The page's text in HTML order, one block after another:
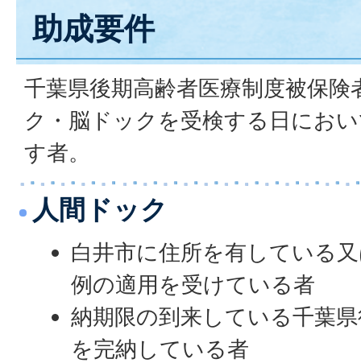
助成要件
千葉県後期高齢者医療制度被保
ク・脳ドックを受検する日にお
す者。
人間ドック
白井市に住所を有している
例の適用を受けている者
納期限の到来している千葉
を完納している者